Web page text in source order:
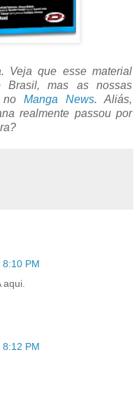
Veja que esse material
Brasil, mas as nossas
no Manga News. Aliás,
realmente passou por
PM
PM